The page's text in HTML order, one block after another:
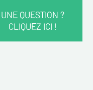
UNE QUESTION ?
CLIQUEZ ICI !